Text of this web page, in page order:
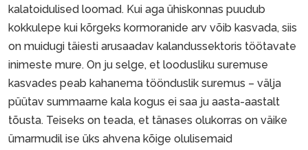
kalatoidulised loomad. Kui aga ühiskonnas puudub
kokkulepe kui kõrgeks kormoranide arv võib kasvada, siis
on muidugi täiesti arusaadav kalandussektoris töötavate
inimeste mure. On ju selge, et loodusliku suremuse
kasvades peab kahanema töönduslik suremus – välja
püütav summaarne kala kogus ei saa ju aasta-aastalt
tõusta. Teiseks on teada, et tänases olukorras on väike
ümarmudil ise üks ahvena kõige olulisemaid